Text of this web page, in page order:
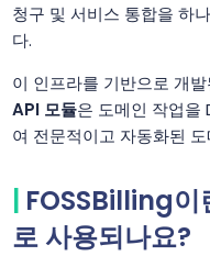
청구 및 서비스 통합을 하
다.
이 인프라를 기반으로 개발
API 모듈은 도메인 작업
여 전문적이고 자동화된
FOSSBilling이
로 사용되나요?